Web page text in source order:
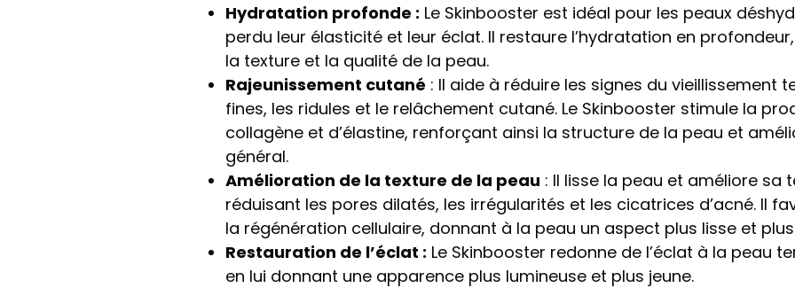
Hydratation profonde : Le Skinbooster est idéal pour les peaux
perdu leur élasticité et leur éclat. Il restaure l’hydratation en
la texture et la qualité de la peau.
Rajeunissement cutané : Il aide à réduire les signes du vieillissement
fines, les ridules et le relâchement cutané. Le Skinbooster stimule la
collagène et d’élastine, renforçant ainsi la structure de la peau et
général.
Amélioration de la texture de la peau : Il lisse la peau et améliore sa
réduisant les pores dilatés, les irrégularités et les cicatrices d’acné. Il
la régénération cellulaire, donnant à la peau un aspect plus lisse et
Restauration de l’éclat : Le Skinbooster redonne de l’éclat à la peau
en lui donnant une apparence plus lumineuse et plus jeune.